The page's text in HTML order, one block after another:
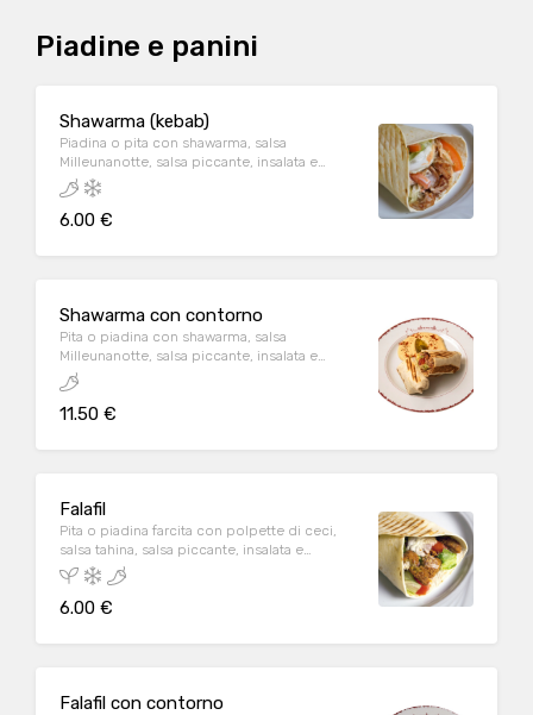
Piadine e panini
Shawarma (kebab)
Piadina o pita con shawarma, salsa
Milleunanotte, salsa piccante, insalata e
pomodoro. A/C/D/E/G/H
6.00 €
Shawarma con contorno
Pita o piadina con shawarma, salsa
Milleunanotte, salsa piccante, insalata e
pomodoro, servita con patate con harissa
oppure con hommos oppure con tabbulè.
A/C/D/E/G/H
11.50 €
Falafil
Pita o piadina farcita con polpette di ceci,
salsa tahina, salsa piccante, insalata e
pomodoro. A/E
6.00 €
Falafil con contorno